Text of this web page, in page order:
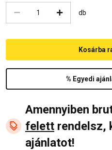
db
% Egyedi
Kosárba
Amennyiben
felett rendelsz,
ajánlatot!